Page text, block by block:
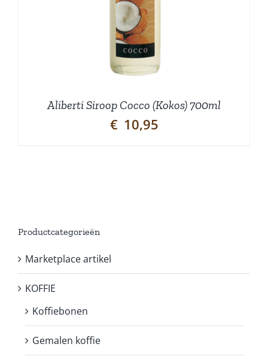
Aliberti Siroop Cocco (Kokos) 700ml
€ 10,95
Productcategorieën
Marketplace artikel
KOFFIE
Koffiebonen
Gemalen koffie